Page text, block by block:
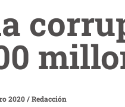
2020/Redacción